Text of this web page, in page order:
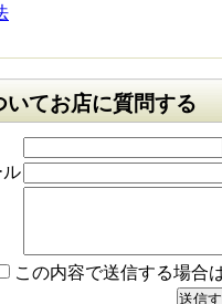
いてお店に質問する
ル
この内容で送信する場合